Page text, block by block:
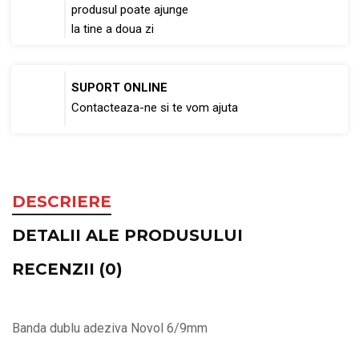
produsul poate ajunge
la tine a doua zi
SUPORT ONLINE
Contacteaza-ne si te vom ajuta
DESCRIERE
DETALII ALE PRODUSULUI
RECENZII (0)
Banda dublu adeziva Novol 6/9mm